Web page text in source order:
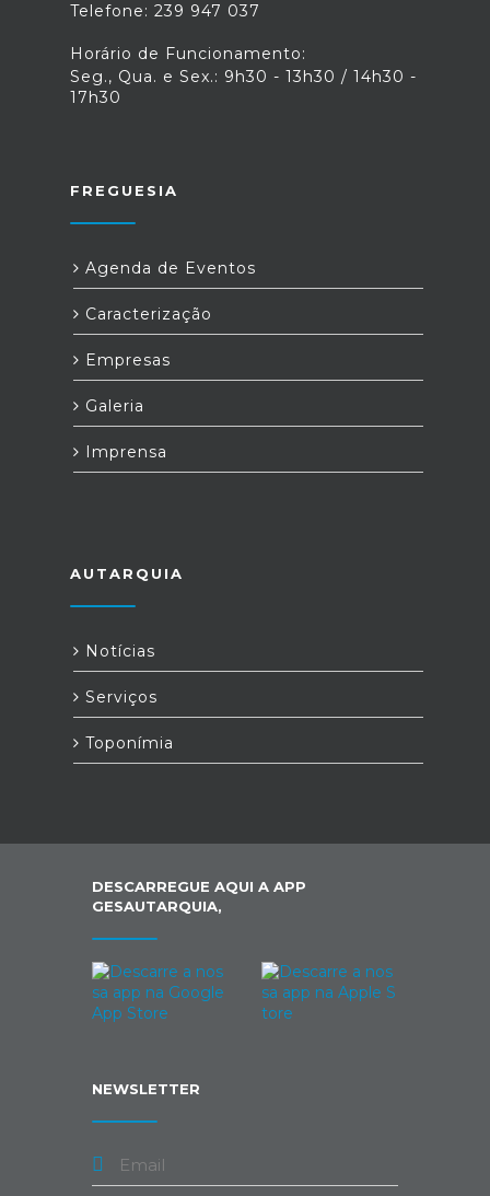
Telefone: 239 947 037
Horário de Funcionamento:
Seg., Qua. e Sex.: 9h30 - 13h30 / 14h30 -
17h30
FREGUESIA
Agenda de Eventos
Caracterização
Empresas
Galeria
Imprensa
AUTARQUIA
Notícias
Serviços
Toponímia
DESCARREGUE AQUI A APP
GESAUTARQUIA,
NEWSLETTER